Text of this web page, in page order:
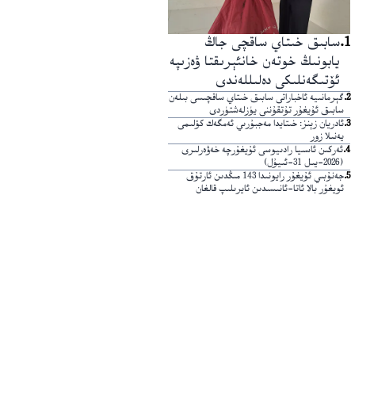
1
.سابىق خىتاي ساقچى جاڭ
يابونىڭ خوتەن خانئېرىقتا ۋەزىپە
ئۆتىگەنلىكى دەلىللەندى
2
.گېرمانىيە ئاخباراتى سابىق خىتاي ساقچىسى بىلەن
سابىق ئۇيغۇر تۇتقۇننى يۈزلەشتۈردى
3
.ئادريان زېنز: خىتايدا مەجبۇرىي ئەمگەك كۆلىمى
يەنىلا زور
4
.ئەركىن ئاسىيا رادىيوسى ئۇيغۇرچە خەۋەرلىرى
(2026-يىل 31-ئىيۇل)
5
.
جەنۇبىي ئۇيغۇر رايونىدا 143 مىڭدىن ئارتۇق
ئويغۇر بالا ئاتا-ئانىسىدىن ئايرىلىپ قالغان